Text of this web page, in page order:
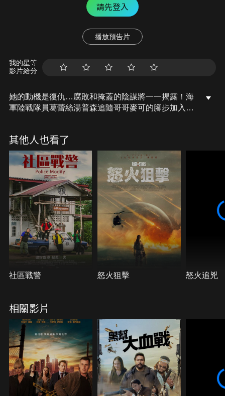
請先登入
播放預告片
我的星等
影片給分
她的動機是復仇…腐敗和掩蓋的陰謀將一一揭露！海
軍陸戰隊員葛蕾絲湯普森追隨哥哥麥可的腳步加入了
陰謀…
其他人也看了
社區戰警 怒火狙擊 怒火追兇
相關影片